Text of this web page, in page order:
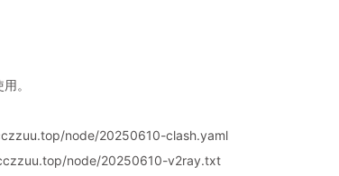
。
node/20250610-clash.yaml
node/20250610-v2ray.txt